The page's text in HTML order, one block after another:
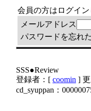
会員の方はログイ
メールアドレス
パスワードを忘れ
SSS●Review
登録者：[ coomin ]
cd_syuppan：